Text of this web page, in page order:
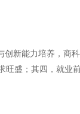
新能力培养，
盛；其四，就